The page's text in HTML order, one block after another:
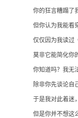
你的狂言糟蹋了
但你认为我能看
仅仅因为我读过
莫非它能简化你
你知道吗？我无
除非你先谈论自
于是我对此着迷
但是你并不想这